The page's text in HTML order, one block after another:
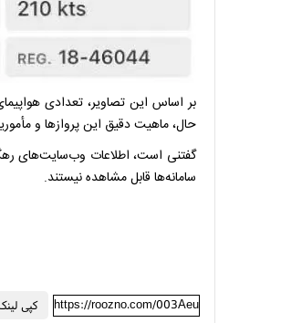
بر اساس این تصاویر، تعدادی
حال، ماهیت دقیق این پروازها و
گفتنی است، اطلاعات وب‌سایت‌های
سامانه‌ها قابل مشاهده نیستند.
کپی https://roozno.com/003Aeu